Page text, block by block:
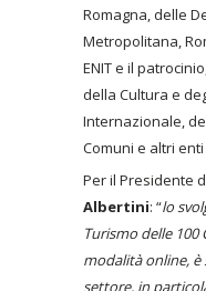
Romagna, delle
Metropolitana,
ENIT e il
della Cultura e
Internazionale,
Comuni e altri enti
Per il Presidente
Albertini: “lo
Turismo delle 100
modalità online,